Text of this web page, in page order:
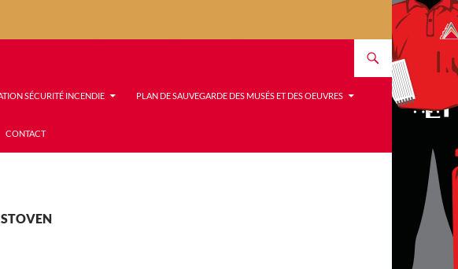
SÉCURITÉ INCENDIE PLAN DE SAUVEGARDE DES MUSÉS ET DES OEUVRES
CONTACT